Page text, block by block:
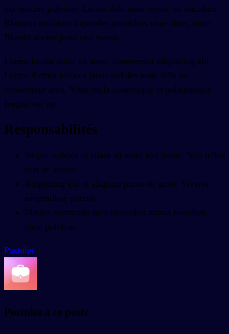
nec mauris pulvinar. Lectus duis amet tortor, sit tincidunt.
Rhoncus tincidunt imperdiet penatibus vitae risus, vitae.
Blandit auctor justo nisl massa.
Lorem ipsum dolor sit amet, consectetur adipiscing elit.
Lectus dictum ultrices lacus sodales nunc felis eu,
consectetur arcu. Vitae nulla scelerisque id pellentesque
feugiat vel eu.
Responsabilités
Neque sodales ut etiam sit amet nisl purus. Non tellus
orci ac auctor.
Adipiscing elit ut aliquam purus sit amet. Viverra
suspendisse potenti.
Mauris commodo quis imperdiet massa tincidunt
nunc pulvinar.
Postuler
Postulez à ce poste